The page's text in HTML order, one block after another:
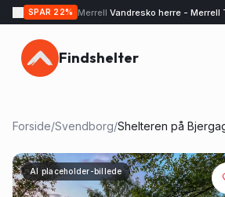
SPAR 22% Merrell Vandresko herre - Merrell Tempo
Findshelter
Forside/Svendborg/Shelteren på
AI placeholder-billede